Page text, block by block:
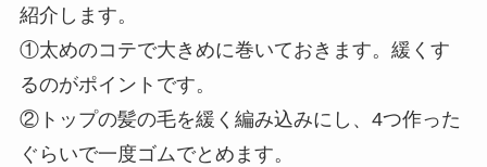
紹介します。
①太めのコテで大きめに巻いておきます。緩くす
るのがポイントです。
②トップの髪の毛を緩く編み込みにし、4つ作った
ぐらいで一度ゴムでとめます。